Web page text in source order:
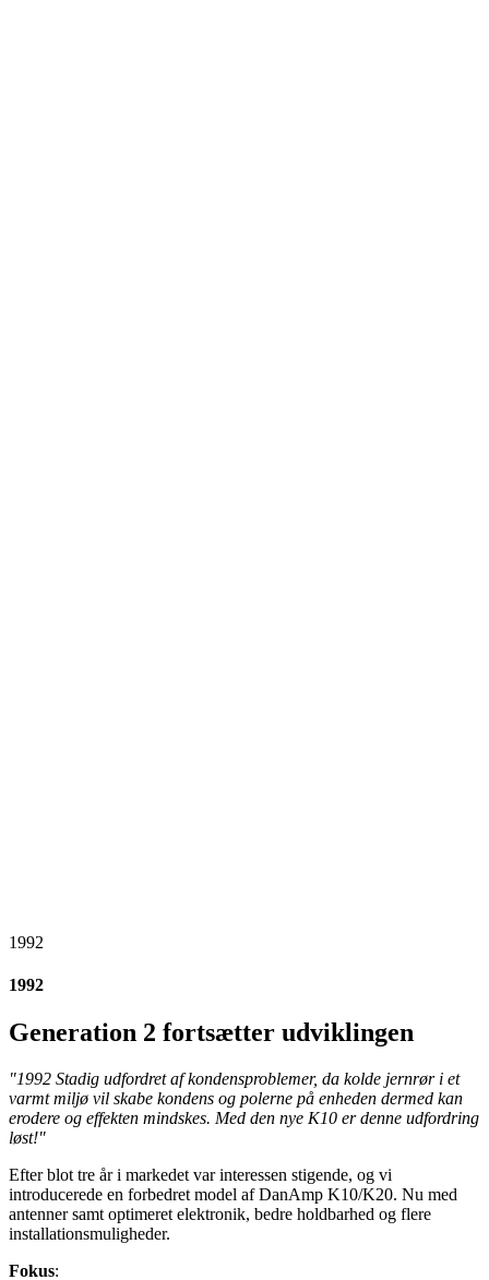
1992
1992
Generation 2 fortsætter udviklingen
"1992 Stadig udfordret af kondensproblemer, da kolde jernrør i et
varmt miljø vil skabe kondens og polerne på enheden dermed kan
erodere og effekten mindskes. Med den nye K10 er denne udfordring
løst!"
Efter blot tre år i markedet var interessen stigende, og vi
introducerede en forbedret model af DanAmp K10/K20. Nu med
antenner samt optimeret elektronik, bedre holdbarhed og flere
installationsmuligheder.
Fokus: